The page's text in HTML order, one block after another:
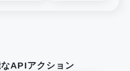
APIアクション